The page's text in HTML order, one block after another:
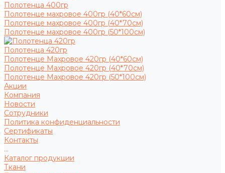
Полотенца 400гр
Полотенце махровое 400гр (40*60см)
Полотенце махровое 400гр (40*70см)
Полотенце махровое 400гр (50*100см)
Полотенца 420гр
Полотенце Махровое 420гр (40*60см)
Полотенце Махровое 420гр (40*70см)
Полотенце Махровое 420гр (50*100см)
Акции
Компания
Новости
Сотрудники
Политика конфиденциальности
Сертификаты
Контакты
...
Каталог продукции
Ткани